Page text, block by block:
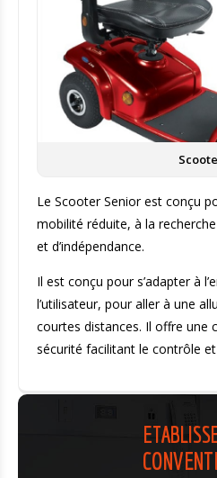
Le Scooter Senior est conçu
mobilité réduite, à la
et d’indépendance.
Il est conçu pour s’adapter à
l’utilisateur, pour aller à une
courtes distances. Il offre une
sécurité facilitant le contrôle